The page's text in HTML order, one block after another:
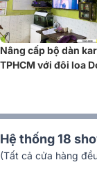
Micro có tính năng
thanh sáng rõ và
lượng âm thanh
số và loa karaoke,
động.
Nâng cấp bộ dàn
TPHCM với đôi loa
Hệ thống 18
(Tất cả cửa hàng